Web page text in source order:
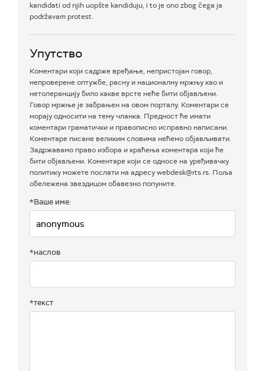
kandidati od njih uopšte kandiduju, i to je ono zbog čega ja
podržavam protest.
Упутство
Коментари који садрже вређање, непристојан говор,
непроверене оптужбе, расну и националну мржњу као и
нетолеранцију било какве врсте неће бити објављени.
Говор мржње је забрањен на овом порталу. Коментари се
морају односити на тему чланка. Предност ће имати
коментари граматички и правописно исправно написани.
Коментаре писане великим словима нећемо објављивати.
Задржавамо право избора и краћења коментара који ће
бити објављени. Коментаре који се односе на уређивачку
политику можете послати на адресу webdesk@rts.rs. Поља
обележена звездицом обавезно попуните.
*Ваше име:
*наслов
*текст